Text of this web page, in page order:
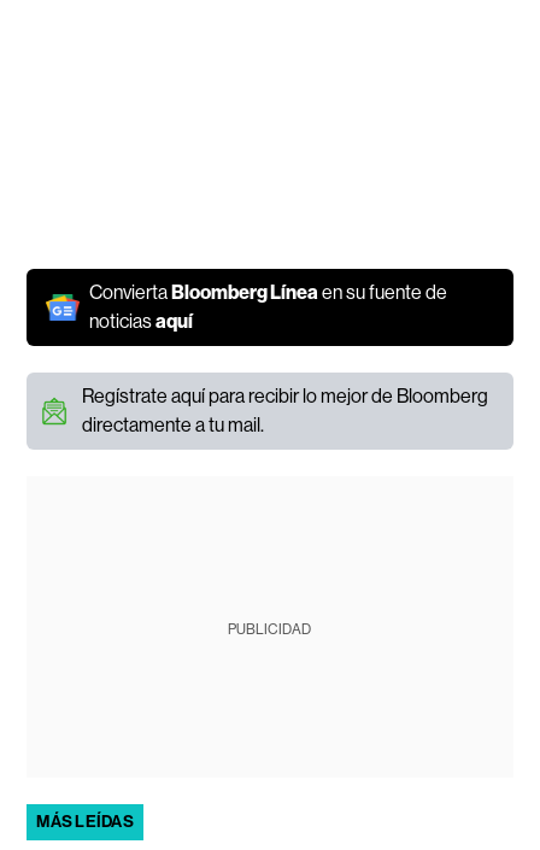
ConviertaBloomberg Líneaen su fuente de
noticiasaquí
Regístrate aquí para recibir lo mejor de Bloomberg
directamente a tu mail.
PUBLICIDAD
MÁS LEÍDAS